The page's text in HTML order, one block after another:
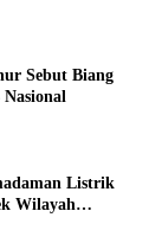
Sebut Biang
Listrik
Wilayah